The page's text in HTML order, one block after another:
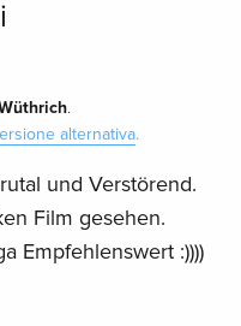
.
alternativa.
und Verstörend.
Film gesehen.
Empfehlenswert :))))